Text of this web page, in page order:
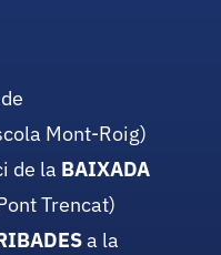
Mont-Roig)
de la BAIXADA
Trencat)
a la